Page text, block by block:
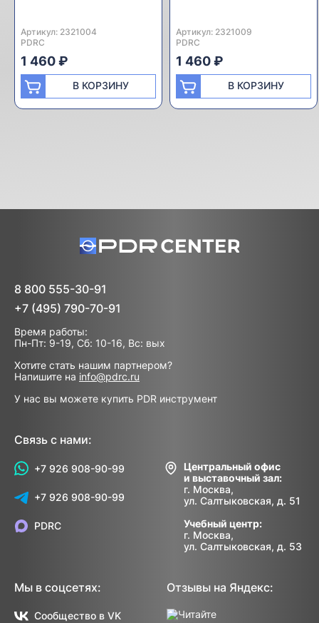
Артикул: 2321004
Производитель:
PDRC
1 460 ₽
В КОРЗИНУ
Артикул: 2321009
Производитель:
PDRC
1 460 ₽
В КОРЗИНУ
8 800 555-30-91
+7 (495) 790-70-91
Время работы:
Пн-Пт: 9-19, Сб: 10-16, Вс: вых
Хотите стать нашим партнером?
Напишите на info@pdrc.ru
У нас вы можете купить PDR инструмент
Связь с нами:
+7 926 908-90-99
+7 926 908-90-99
Центральный офис
и выставочный зал:
г. Москва,
ул. Салтыковская, д. 51
Учебный центр:
г. Москва,
ул. Салтыковская, д. 53
PDRC
Мы в соцсетях:
Сообщество в VK
Отзывы на Яндекс: